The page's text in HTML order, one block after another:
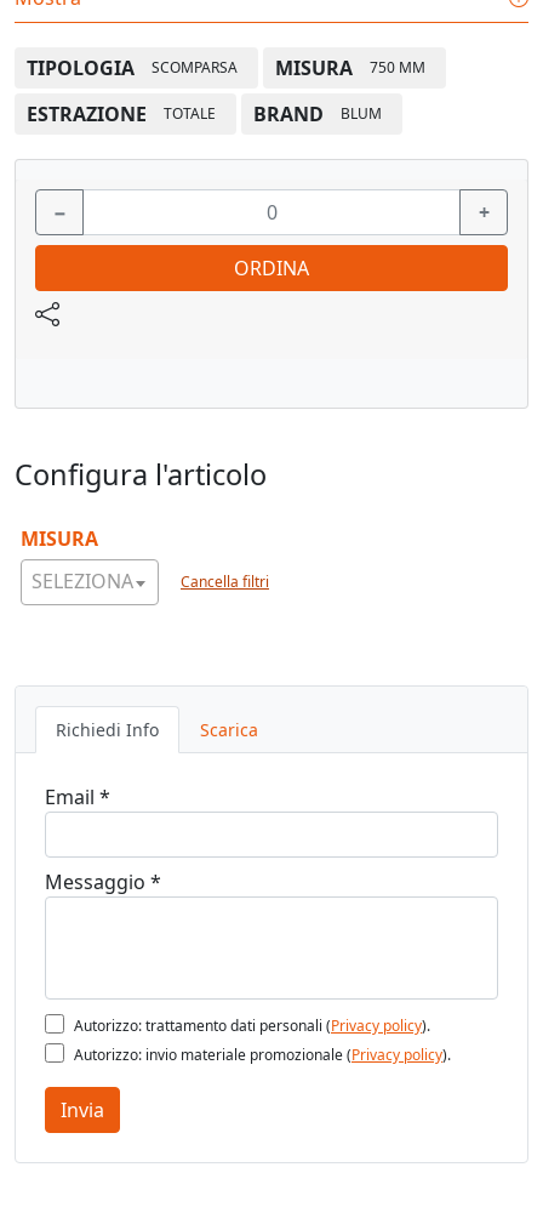
Lunghezza nominale: 750 mm
portata dinamica: 60 kg
Materiale: Acciaio
Colore/superficie: Zincate
per adattatore
Composizione dell'articolo: Set
TIPOLOGIA SCOMPARSA MISURA 750 MM
ESTRAZIONE TOTALE BRAND BLUM
− +
ORDINA
Configura l'articolo
SELEZIONA
MISURA
Cancella filtri
Richiedi Info Scarica
Email *
Messaggio *
Autorizzo: trattamento dati personali (Privacy policy).
Autorizzo: invio materiale promozionale (Privacy policy).
Invia